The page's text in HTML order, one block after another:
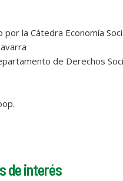
la Cátedra Economía
de Derechos
de interés